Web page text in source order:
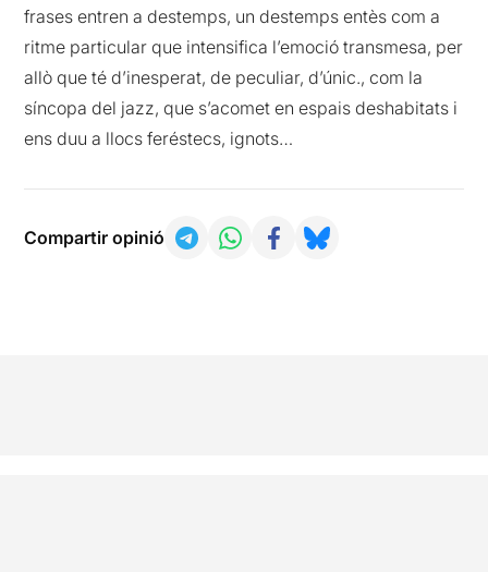
frases entren a destemps, un destemps entès com a
ritme particular que intensifica l’emoció transmesa, per
allò que té d’inesperat, de peculiar, d’únic., com la
síncopa del jazz, que s’acomet en espais deshabitats i
ens duu a llocs feréstecs, ignots…
Compartir opinió